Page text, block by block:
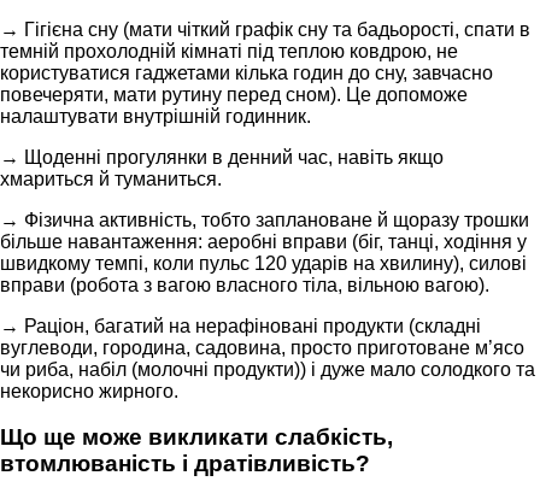
→ Гігієна сну (мати чіткий графік сну та бадьорості, спати в
темній прохолодній кімнаті під теплою ковдрою, не
користуватися гаджетами кілька годин до сну, завчасно
повечеряти, мати рутину перед сном). Це допоможе
налаштувати внутрішній годинник.
→ Щоденні прогулянки в денний час, навіть якщо
хмариться й туманиться.
→ Фізична активність, тобто заплановане й щоразу трошки
більше навантаження: аеробні вправи (біг, танці, ходіння у
швидкому темпі, коли пульс 120 ударів на хвилину), силові
вправи (робота з вагою власного тіла, вільною вагою).
→ Раціон, багатий на нерафіновані продукти (складні
вуглеводи, городина, садовина, просто приготоване м’ясо
чи риба, набіл (молочні продукти)) і дуже мало солодкого та
некорисно жирного.
Що ще може викликати слабкість,
втомлюваність і дратівливість?